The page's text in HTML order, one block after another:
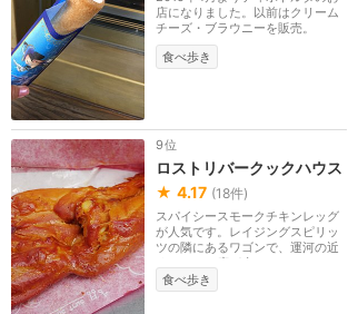
店になりました。以前はクリーム
チーズ・ブラウニーを販売。
食べ歩き
9位
ロストリバークックハウス
★ 4.17 (18件)
スパイシースモークチキンレッグ
が人気です。レイジングスピリッ
ツの隣にあるワゴンで、運河の近
くにテラス席が少...
食べ歩き